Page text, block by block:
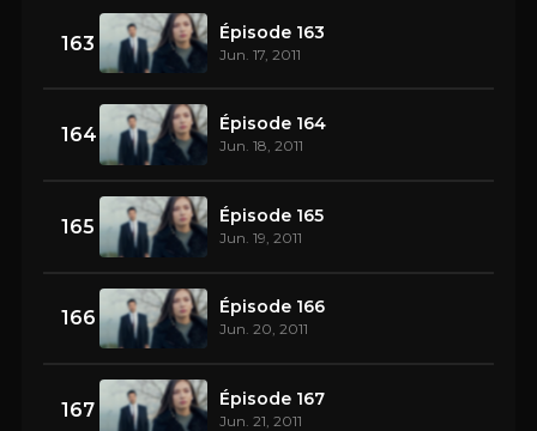
163 Épisode 163
Jun. 17, 2011
164 Épisode 164
Jun. 18, 2011
165 Épisode 165
Jun. 19, 2011
166 Épisode 166
Jun. 20, 2011
167 Épisode 167
Jun. 21, 2011